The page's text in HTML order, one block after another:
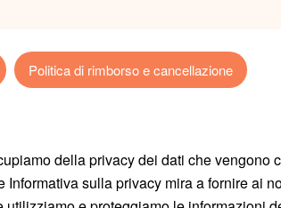
Politica di rimborso e cancellazione
della privacy dei dati che
Informativa sulla privacy mira a fornire ai